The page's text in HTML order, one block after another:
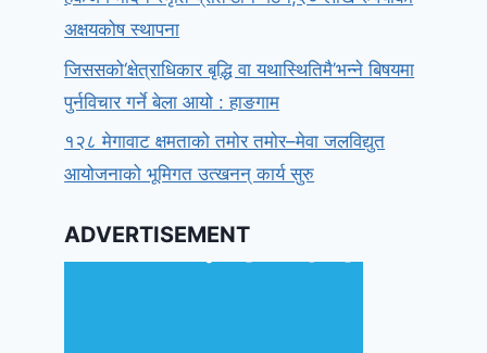
अक्षयकोष स्थापना
जिससको‘क्षेत्राधिकार बृद्धि वा यथास्थितिमै’भन्ने बिषयमा
पुर्नविचार गर्ने बेला आयो : हाङगाम
१२८ मेगावाट क्षमताको तमोर तमोर–मेवा जलविद्युत
आयोजनाको भूमिगत उत्खनन् कार्य सुरु
ADVERTISEMENT